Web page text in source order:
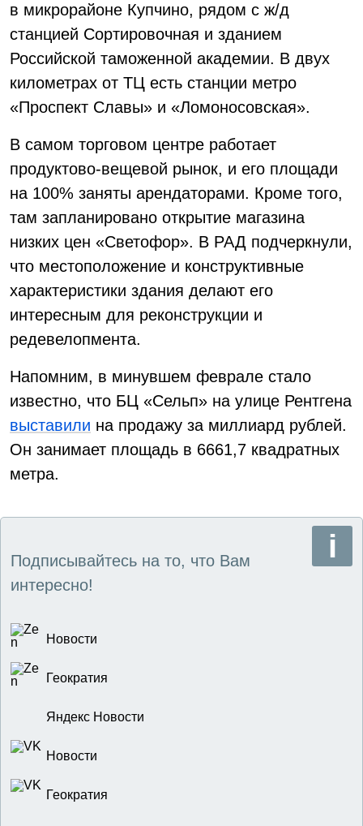
в микрорайоне Купчино, рядом с ж/д
станцией Сортировочная и зданием
Российской таможенной академии. В двух
километрах от ТЦ есть станции метро
«Проспект Славы» и «Ломоносовская».
В самом торговом центре работает
продуктово-вещевой рынок, и его площади
на 100% заняты арендаторами. Кроме того,
там запланировано открытие магазина
низких цен «Светофор». В РАД подчеркнули,
что местоположение и конструктивные
характеристики здания делают его
интересным для реконструкции и
редевелопмента.
Напомним, в минувшем феврале стало
известно, что БЦ «Сельп» на улице Рентгена
выставили на продажу за миллиард рублей.
Он занимает площадь в 6661,7 квадратных
метра.
Подписывайтесь на то, что Вам
интересно!
Новости
Геократия
Яндекс Новости
Новости
Геократия